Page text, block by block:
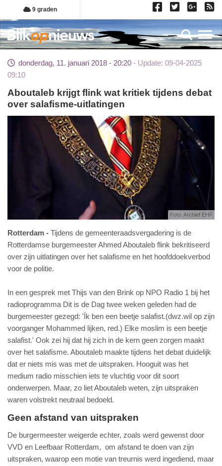
Overslaan
en
naar
de
gaan
9 graden
donderdag, 11. januari 2018 - 20:20
Update: 09-04-2025
09:10
Aboutaleb krijgt flink wat kritiek tijdens debat
over salafisme-uitlatingen
Foto: Archief EHF
Rotterdam
Tijdens de gemeenteraadsvergadering is de
Rotterdamse burgemeester Ahmed Aboutaleb flink bekritiseerd
over zijn uitlatingen over het salafisme en het hoofddoekverbod
voor de politie.
In een gesprek met Thijs van den Brink op NPO Radio 1 bij het
radioprogramma Dit is de Dag twee weken geleden had de
burgemeester gezegd: 'Ík ben een beetje salafist.(dwz.wil op zijn
voorganger Mohammed lijken, red.) Elke moslim is een beetje
salafist.' Ook zei hij dat hij zich in de kern geen zorgen maakt
over het salafisme. Aboutaleb maakte tijdens het debat duidelijk
dat er niets mis was met de uitspraken. Hooguit was het
medium radio misschien iets te vluchtig voor dit soort
onderwerpen. Maar, zo liet Aboutaleb weten, zijn uitspraken
waren volstrekt neutraal bedoeld.
Geen afstand van uitspraken
De burgermeester weigerde echter, zoals werd gewenst door
VVD en Leefbaar Rotterdam, om afstand te doen van zijn
uitspraken, waarop een motie van treurnis werd ingediend, maar